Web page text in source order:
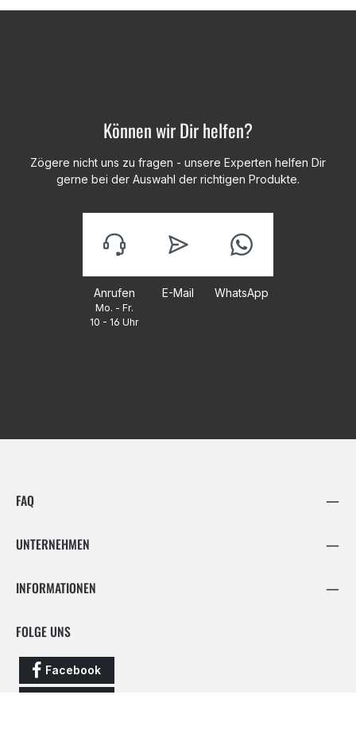
Können wir Dir helfen?
Zögere nicht uns zu fragen - unsere Experten helfen Dir
gerne bei der Auswahl der richtigen Produkte.
Anrufen
Mo. - Fr.
10 - 16 Uhr
E-Mail WhatsApp
FAQ
UNTERNEHMEN
INFORMATIONEN
FOLGE UNS
Facebook